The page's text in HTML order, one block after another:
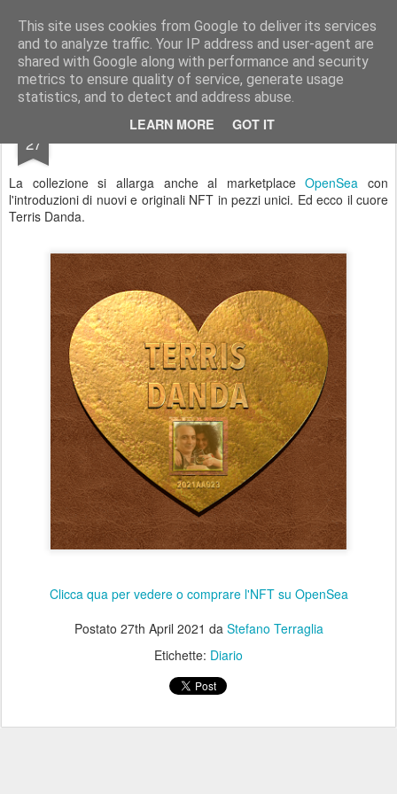
This site uses cookies from Google to deliver its services
and to analyze traffic. Your IP address and user-agent are
shared with Google along with performance and security
metrics to ensure quality of service, generate usage
statistics, and to detect and address abuse.
LEARN MORE GOT IT
Stefano Terraglia Creazioni
Pages
27 Ed ecco il cuore NFT
La collezione si allarga anche al marketplaceOpenSea con
l'introduzioni di nuovi e originali NFT in pezzi unici. Ed ecco il cuore
Terris Danda.
Clicca qua per vedere o comprare l'NFT su OpenSea
Postato 27th April 2021 da Stefano Terraglia
Etichette: Diario